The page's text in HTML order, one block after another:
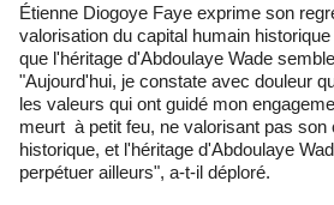
Étienne Diogoye Faye exprime son
valorisation du capital humain
que l'héritage d'Abdoulaye Wade
"Aujourd'hui, je constate avec douleur
les valeurs qui ont guidé mon
meurt à petit feu, ne valorisant pas son
historique, et l'héritage d'Abdoulaye
perpétuer ailleurs", a-t-il déploré.